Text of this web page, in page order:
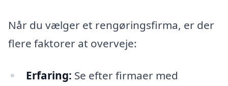
Når du vælger et rengøringsfirma, er der
flere faktorer at overveje:
Erfaring: Se efter firmaer med